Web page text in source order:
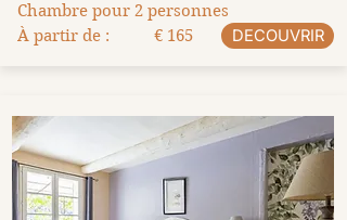
Chambre pour 2 personnes
À partir de :
€ 165 DECOUVRIR